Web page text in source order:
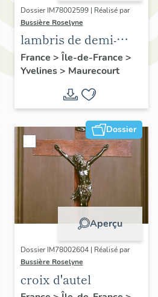
Dossier IM78002599 | Réalisé par
Bussière Roselyne
lambris de demi-
revêtement,
ensemble de 33
France > Île-de-France >
Yvelines> Maurecourt
Dossier
Aperçu
Dossier IM78002604 | Réalisé par
Bussière Roselyne
croix d'autel